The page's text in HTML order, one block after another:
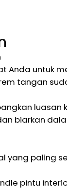
untuk
tangan
luasan
biarkan
yang paling
pintu